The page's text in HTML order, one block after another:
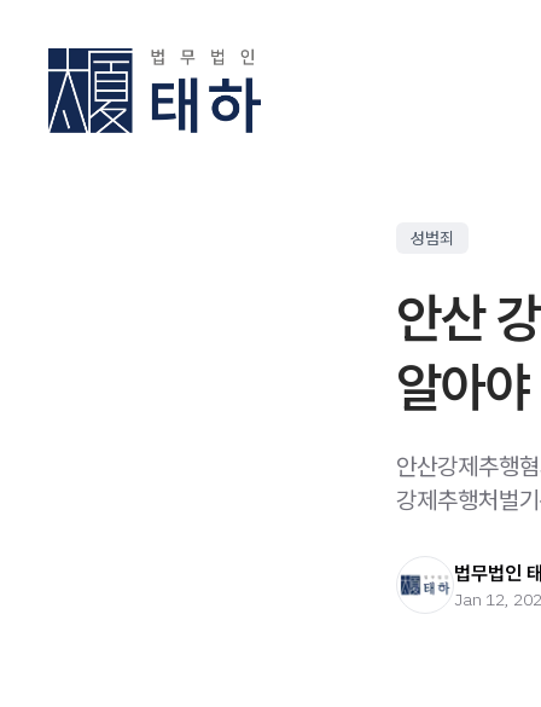
성범죄
안산
알아
안산강제추행
강제추행처벌
법무법인
Jan 12,